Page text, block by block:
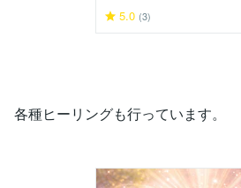
5.0 (3)
各種ヒーリングも行っています。